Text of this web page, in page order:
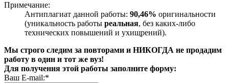
Примечание:
Антиплагиат данной работы: 90,46% оригинальности
(уникальность работы реальная, без каких-либо
технических повышений и ухищрений).
Мы строго следим за повторами и НИКОГДА не продадим
работу в один и тот же вуз!
Для получения этой работы заполните форму:
Ваш E-mail:*